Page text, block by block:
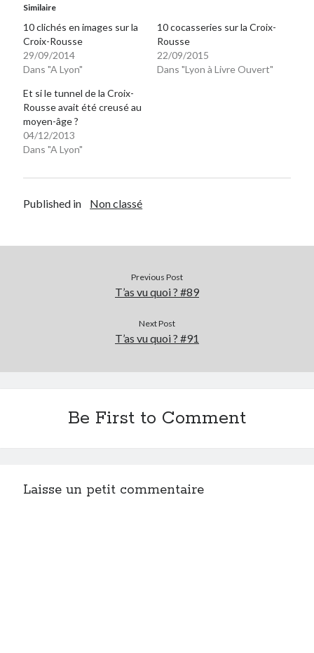
Similaire
10 clichés en images sur la
Croix-Rousse
29/09/2014
Dans "A Lyon"
10 cocasseries sur la Croix-
Rousse
22/09/2015
Dans "Lyon à Livre Ouvert"
Et si le tunnel de la Croix-
Rousse avait été creusé au
moyen-âge ?
04/12/2013
Dans "A Lyon"
Published in Non classé
Previous Post
T’as vu quoi ? #89
Next Post
T’as vu quoi ? #91
Be First to Comment
Laisse un petit commentaire